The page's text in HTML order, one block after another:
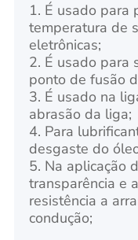
1. É usado para
temperatura de
eletrônicas;
2. É usado para
ponto de fusão
3. É usado na
abrasão da liga;
4. Para
desgaste do
5. Na aplicação
transparência e
resistência a
condução;